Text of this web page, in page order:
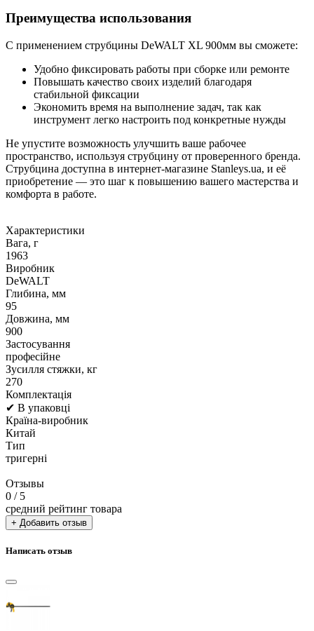
Преимущества использования
С применением струбцины DeWALT XL 900мм вы сможете:
Удобно фиксировать работы при сборке или ремонте
Повышать качество своих изделий благодаря
стабильной фиксации
Экономить время на выполнение задач, так как
инструмент легко настроить под конкретные нужды
Не упустите возможность улучшить ваше рабочее
пространство, используя струбцину от проверенного бренда.
Струбцина доступна в интернет-магазине Stanleys.ua, и её
приобретение — это шаг к повышению вашего мастерства и
комфорта в работе.
Характеристики
Вага, г
1963
Виробник
DeWALT
Глибина, мм
95
Довжина, мм
900
Застосування
професійне
Зусилля стяжки, кг
270
Комплектація
✔ В упаковці
Країна-виробник
Китай
Тип
тригерні
Отзывы
0 / 5
средний рейтинг товара
+ Добавить отзыв
Написать отзыв